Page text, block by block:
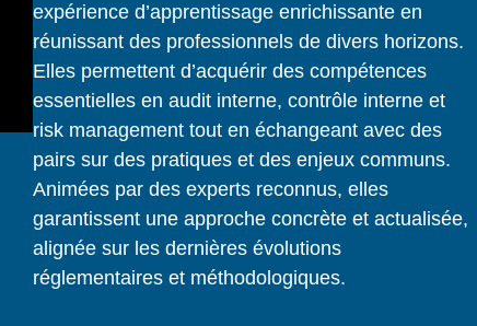
expérience d’apprentissage enrichissante en
réunissant des professionnels de divers horizons.
Elles permettent d’acquérir des compétences
essentielles en audit interne, contrôle interne et
risk management tout en échangeant avec des
pairs sur des pratiques et des enjeux communs.
Animées par des experts reconnus, elles
garantissent une approche concrète et actualisée,
alignée sur les dernières évolutions
réglementaires et méthodologiques.